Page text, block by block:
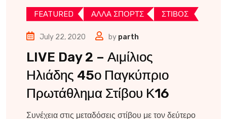
FEATURED ΑΛΛΑ ΣΠΟΡΤΣ ΣΤΙΒΟΣ
July 22, 2020 by parth
LIVE Day 2 – Αιμίλιος
Ηλιάδης 45ο Παγκύπριο
Πρωτάθλημα Στίβου Κ16
Συνέχεια στις μεταδόσεις στίβου με τον δεύτερο